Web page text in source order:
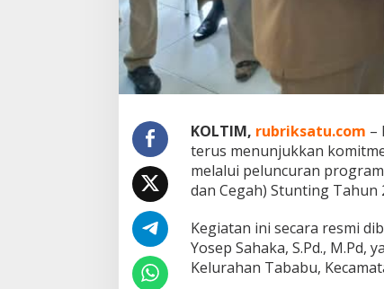
K
o
l
t
B
e
b
a
s
t
u
n
KOLTIM, rubriksatu.com –
terus menunjukkan
melalui peluncuran program
dan Cegah) Stunting Tahun
Kegiatan ini secara resmi
Yosep Sahaka, S.Pd.,
Kelurahan Tababu,